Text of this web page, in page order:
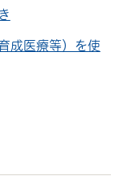
成医療等）を使